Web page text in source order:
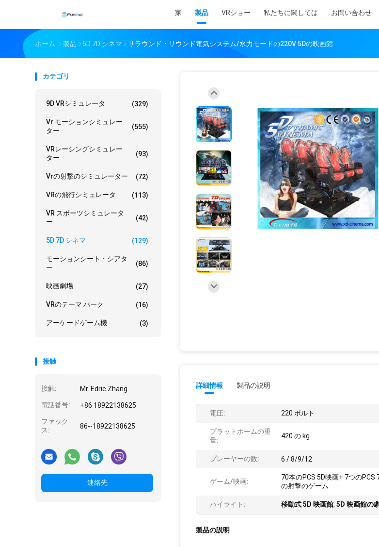
家 製品 VRショー 私たちに関しては お問い合わせ
ホーム 製品 5D 7D シネマ サラウンド・サウンド電気システム/水力モードの220V 5Dの映画館
カテゴリ
9D VRシミュレータ (329)
Vr モーションシミュレー
ター
(555)
VRレーシングシミュレー
ター
(93)
Vrの射撃のシミュレーター (72)
VRの飛行シミュレータ (113)
VR スポーツシミュレータ
ー
(42)
5D 7D シネマ (129)
モーションシート・シアタ
ー
(86)
映画劇場 (27)
VRのテーマ パーク (16)
アーケードゲーム機 (3)
接触
接触: Mr. Edric Zhang
電話番号: +86 18922138625
ファック
ス:
86--18922138625
連絡先
詳細情報 製品の説明
電圧: 220 ボルト
プラットホームの重
量:
420 の kg
プレーヤーの数: 6 / 8/9/12
ゲーム/映画:
70本のPCS 5D映画+ 7つのPCS
の射撃のゲーム
ハイライト: 移動式 5D 映画館, 5D 映画館の
製品の説明